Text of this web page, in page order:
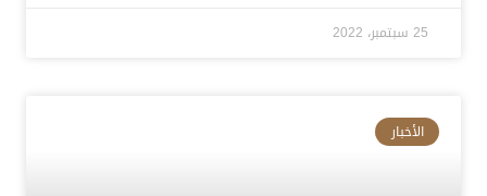
25 سبتمبر، 2022
الأخبار